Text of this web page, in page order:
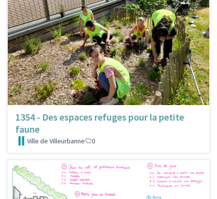
1354 - Des espaces refuges pour la petite
faune
Ville de Villeurbanne 0